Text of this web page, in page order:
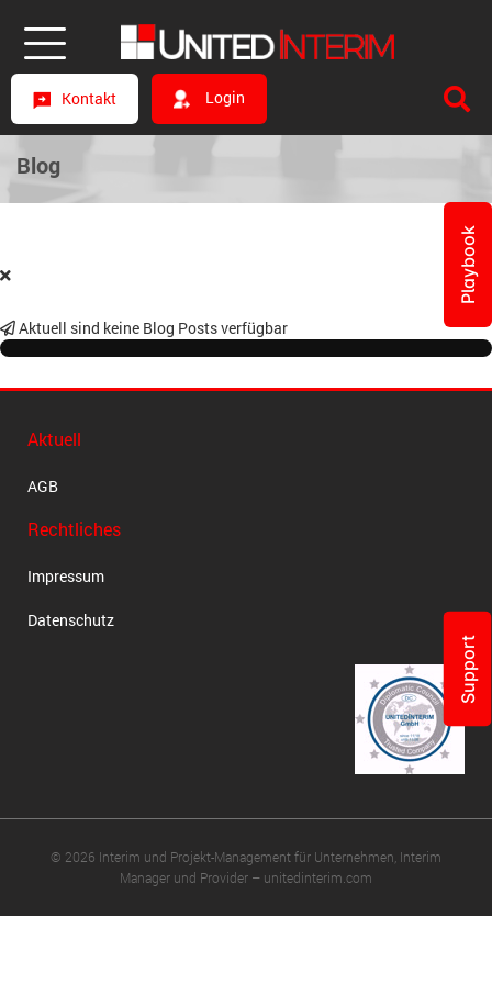
Kontakt Login
Blog
Aktuell sind keine Blog Posts verfügbar
Aktuell
AGB
Rechtliches
Impressum
Datenschutz
© 2026 Interim und Projekt-Management für Unternehmen, Interim
Manager und Provider – unitedinterim.com
Playbook
Support